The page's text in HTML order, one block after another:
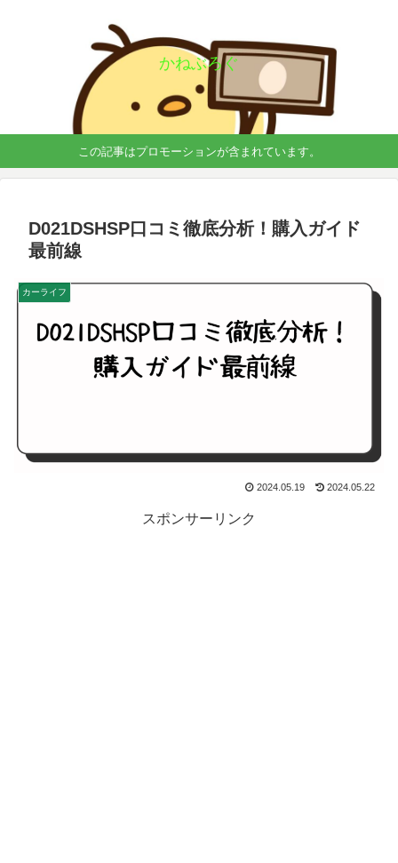
かねぶろぐ
この記事はプロモーションが含まれています。
D021DSHSP口コミ徹底分析！購入ガイド
最前線
カーライフ
2024.05.19 2024.05.22
スポンサーリンク